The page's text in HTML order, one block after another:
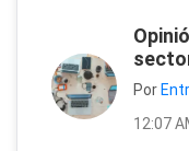
Por
12:07